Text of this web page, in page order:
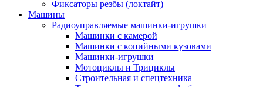
Фиксаторы резбы (локтайт)
Машины
Радиоуправляемые машинки-игрушки
Машинки с камерой
Машинки с копийными кузовами
Машинки-игрушки
Мотоциклы и Трициклы
Строительная и спецтехника